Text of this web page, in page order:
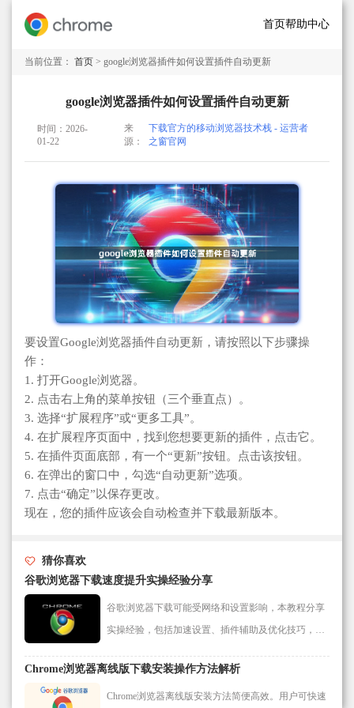
首页帮助中心
当前位置： 首页 > google浏览器插件如何设置插件自动更新
google浏览器插件如何设置插件自动更新
时间：2026-
01-22
来
源：
下载官方的移动浏览器技术栈 - 运营者
之窗官网
要设置Google浏览器插件自动更新，请按照以下步骤操
作：
1. 打开Google浏览器。
2. 点击右上角的菜单按钮（三个垂直点）。
3. 选择“扩展程序”或“更多工具”。
4. 在扩展程序页面中，找到您想要更新的插件，点击它。
5. 在插件页面底部，有一个“更新”按钮。点击该按钮。
6. 在弹出的窗口中，勾选“自动更新”选项。
7. 点击“确定”以保存更改。
现在，您的插件应该会自动检查并下载最新版本。
猜你喜欢
谷歌浏览器下载速度提升实操经验分享
谷歌浏览器下载可能受网络和设置影响，本教程分享
实操经验，包括加速设置、插件辅助及优化技巧，帮
Chrome浏览器离线版下载安装操作方法解析
Chrome浏览器离线版安装方法简便高效。用户可快速